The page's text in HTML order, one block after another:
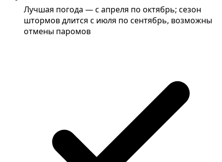
Лучшая погода — с апреля по октябрь; сезон
штормов длится с июля по сентябрь, возможны
отмены паромов